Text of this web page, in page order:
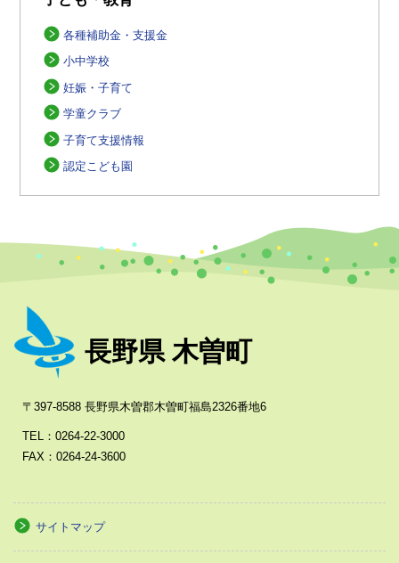
各種補助金・支援金
小中学校
妊娠・子育て
学童クラブ
子育て支援情報
認定こども園
長野県 木曽町
〒397-8588 長野県木曽郡木曽町福島2326番地6
TEL：0264-22-3000
FAX：0264-24-3600
サイトマップ